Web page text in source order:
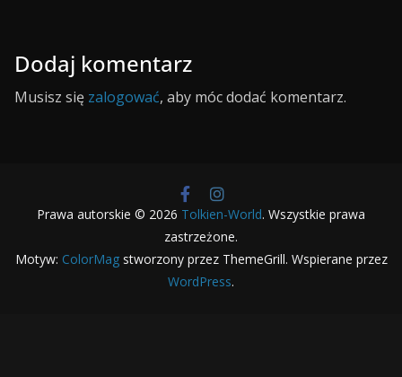
Dodaj komentarz
Musisz się zalogować, aby móc dodać komentarz.
Prawa autorskie © 2026 Tolkien-World. Wszystkie prawa
zastrzeżone.
Motyw: ColorMagstworzony przez ThemeGrill. Wspierane przez
WordPress.